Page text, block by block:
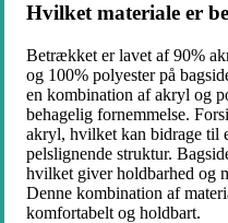
Hvilket materiale er
Betrækket er lavet af 90%
og 100% polyester på
en kombination af akryl og
behagelig fornemmelse.
akryl, hvilket kan bidrage til
pelslignende struktur.
hvilket giver holdbarhed og
Denne kombination af
komfortabelt og holdbart.